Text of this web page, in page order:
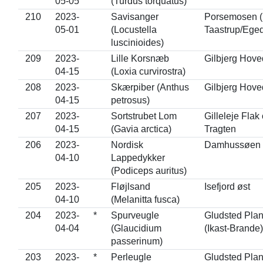
210
2023-
05-01
Savisanger
(Locustella
luscinioides)
Porsemosen
Taastrup/
209
2023-
04-15
Lille Korsnæb
(Loxia curvirostra)
Gilbjerg
208
2023-
04-15
Skærpiber (Anthus
petrosus)
Gilbjerg
207
2023-
04-15
Sortstrubet Lom
(Gavia arctica)
Gilleleje Flak
Tragten
206
2023-
04-10
Nordisk
Lappedykker
(Podiceps auritus)
Damhussøen
205
2023-
04-10
Fløjlsand
(Melanitta fusca)
Isefjord øst
204
2023-
04-04
*
Spurveugle
(Glaucidium
passerinum)
Gludsted
(Ikast-Brande)
203
2023-
*
Perleugle
Gludsted